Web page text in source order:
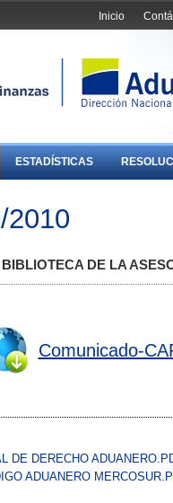
Inicio
ESTADÍSTICAS
2010
DE LA
Comunicado-
DE DERECHO
ADUANERO